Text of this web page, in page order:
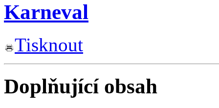
Karneval
Tisknout
Doplňující obsah